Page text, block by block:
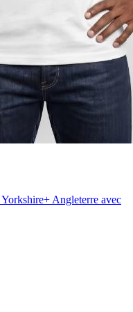
Angleterre avec